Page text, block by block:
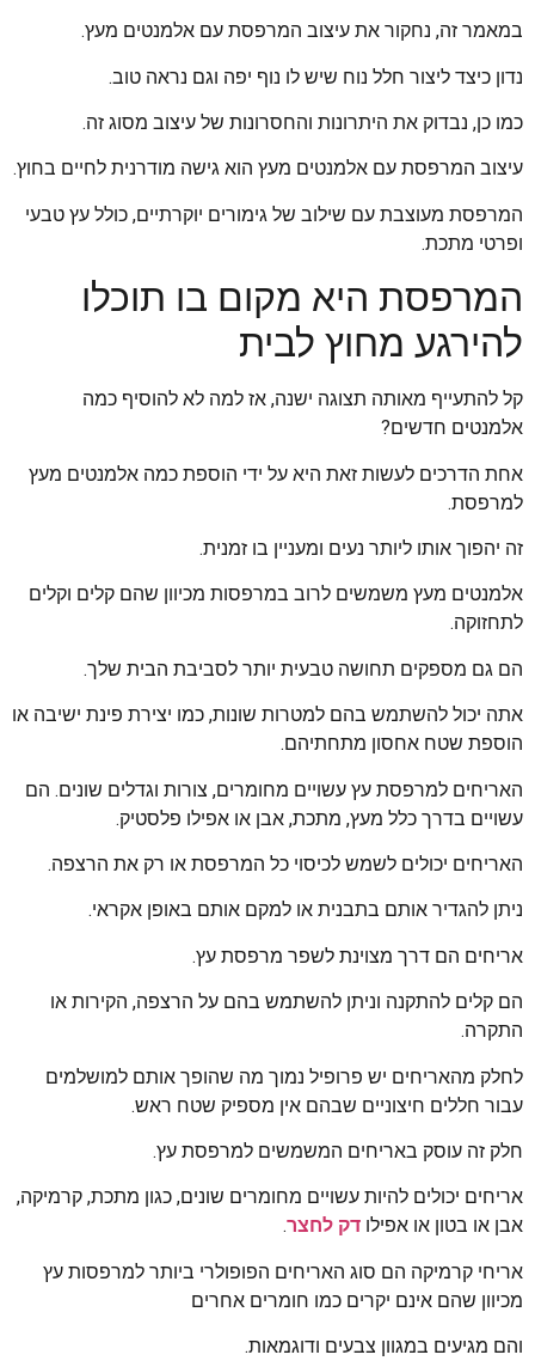
במאמר זה, נחקור את עיצוב המרפסת עם אלמנטים מעץ.
נדון כיצד ליצור חלל נוח שיש לו נוף יפה וגם נראה טוב.
כמו כן, נבדוק את היתרונות והחסרונות של עיצוב מסוג זה.
עיצוב המרפסת עם אלמנטים מעץ הוא גישה מודרנית לחיים בחוץ.
המרפסת מעוצבת עם שילוב של גימורים יוקרתיים, כולל עץ טבעי
ופרטי מתכת.
המרפסת היא מקום בו תוכלו
להירגע מחוץ לבית
קל להתעייף מאותה תצוגה ישנה, אז למה לא להוסיף כמה
אלמנטים חדשים?
אחת הדרכים לעשות זאת היא על ידי הוספת כמה אלמנטים מעץ
למרפסת.
זה יהפוך אותו ליותר נעים ומעניין בו זמנית.
אלמנטים מעץ משמשים לרוב במרפסות מכיוון שהם קלים וקלים
לתחזוקה.
הם גם מספקים תחושה טבעית יותר לסביבת הבית שלך.
אתה יכול להשתמש בהם למטרות שונות, כמו יצירת פינת ישיבה או
הוספת שטח אחסון מתחתיהם.
האריחים למרפסת עץ עשויים מחומרים, צורות וגדלים שונים. הם
עשויים בדרך כלל מעץ, מתכת, אבן או אפילו פלסטיק.
האריחים יכולים לשמש לכיסוי כל המרפסת או רק את הרצפה.
ניתן להגדיר אותם בתבנית או למקם אותם באופן אקראי.
אריחים הם דרך מצוינת לשפר מרפסת עץ.
הם קלים להתקנה וניתן להשתמש בהם על הרצפה, הקירות או
התקרה.
לחלק מהאריחים יש פרופיל נמוך מה שהופך אותם למושלמים
עבור חללים חיצוניים שבהם אין מספיק שטח ראש.
חלק זה עוסק באריחים המשמשים למרפסת עץ.
אריחים יכולים להיות עשויים מחומרים שונים, כגון מתכת, קרמיקה,
אבן או בטון או אפילו דק לחצר.
אריחי קרמיקה הם סוג האריחים הפופולרי ביותר למרפסות עץ
מכיוון שהם אינם יקרים כמו חומרים אחרים
והם מגיעים במגוון צבעים ודוגמאות.